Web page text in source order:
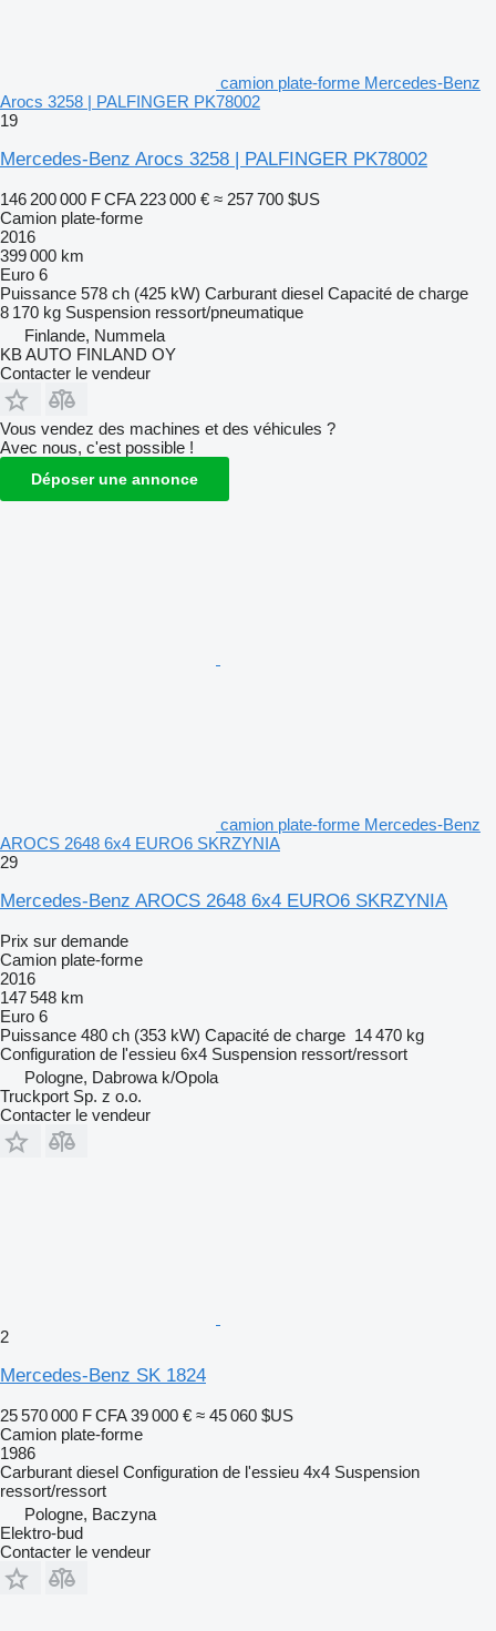
camion plate-forme Mercedes-Benz
Arocs 3258 | PALFINGER PK78002
19
Mercedes-Benz Arocs 3258 | PALFINGER PK78002
146 200 000 F CFA 223 000 € ≈ 257 700 $US
Camion plate-forme
2016
399 000 km
Euro 6
Puissance 578 ch (425 kW) Carburant diesel Capacité de charge
8 170 kg Suspension ressort/pneumatique
Finlande, Nummela
KB AUTO FINLAND OY
Contacter le vendeur
Vous vendez des machines et des véhicules ?
Avec nous, c'est possible !
Déposer une annonce
camion plate-forme Mercedes-Benz
AROCS 2648 6x4 EURO6 SKRZYNIA
29
Mercedes-Benz AROCS 2648 6x4 EURO6 SKRZYNIA
Prix sur demande
Camion plate-forme
2016
147 548 km
Euro 6
Puissance 480 ch (353 kW) Capacité de charge 14 470 kg
Configuration de l'essieu 6x4 Suspension ressort/ressort
Pologne, Dabrowa k/Opola
Truckport Sp. z o.o.
Contacter le vendeur
2
Mercedes-Benz SK 1824
25 570 000 F CFA 39 000 € ≈ 45 060 $US
Camion plate-forme
1986
Carburant diesel Configuration de l'essieu 4x4 Suspension
ressort/ressort
Pologne, Baczyna
Elektro-bud
Contacter le vendeur